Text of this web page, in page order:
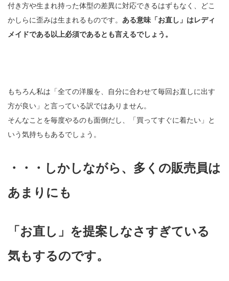
付き方や生まれ持った体型の差異に対応できるはずもなく、どこ
かしらに歪みは生まれるものです。 ある意味「お直し」はレディ
メイドである以上必須であるとも言えるでしょう。
もちろん私は「全ての洋服を、自分に合わせて毎回お直しに出す
方が良い」と言っている訳ではありません。
そんなことを毎度やるのも面倒だし、「買ってすぐに着たい」と
いう気持ちもあるでしょう。
・・・しかしながら、多くの販売員は
あまりにも
「お直し」を提案しなさすぎている
気もするのです。